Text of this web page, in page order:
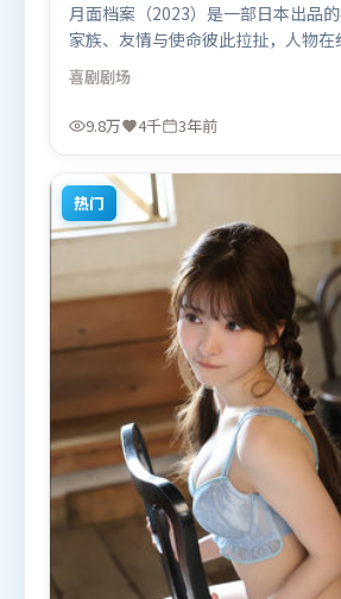
月面档案（2023）是一部日本出品的
家族、友情与使命彼此拉扯，人物
住心中微光。人物关系网复杂却不凌
都推动信息增量。由程耳执导，堺雅
卓，沈腾等联袂出演。影片于2023年
观看。
喜剧剧场
9.8万 4千 3年前
热门